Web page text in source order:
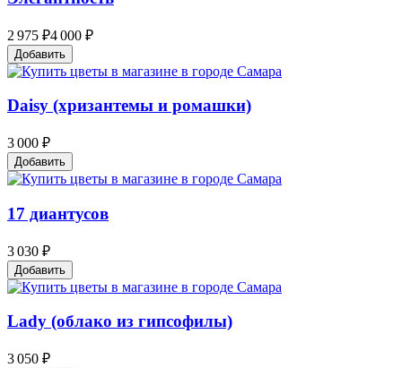
2 975 ₽4 000 ₽
Добавить
Daisy (хризантемы и ромашки)
3 000 ₽
Добавить
17 диантусов
3 030 ₽
Добавить
Lady (облако из гипсофилы)
3 050 ₽